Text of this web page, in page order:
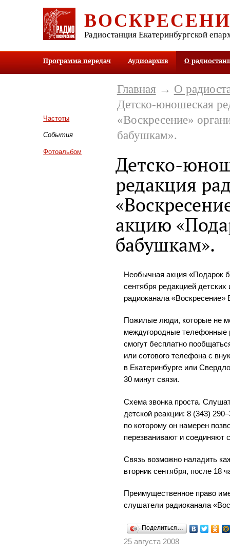
Радиостанция Екатеринбургской
Программа передач Аудиоархив О
Частоты
События
Фотоальбом
Главная → О
Детско-юношеская
«Воскресение»
бабушкам».
Детско-
редакция
акцию
бабушкам».
Необычная акция «Подарок
сентября редакцией
радиоканала «Воскресение»
Пожилые люди, которые не
междугородные телефонные
смогут бесплатно
или сотового телефона с
в Екатеринбурге или
30 минут связи.
Схема звонка проста.
детской реакции: 8 (343)
по которому он намерен
перезванивают и соединяют
Связь возможно наладить
вторник сентября, после 18
Преимущественное право
слушатели радиоканала
Поделиться…
25 августа 2008